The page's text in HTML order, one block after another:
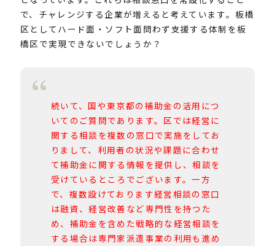
で、チャレンジする企業が増えると考えています。板橋
区としてハード面・ソフト面問わず支援する体制を板
橋区で実現できないでしょうか？
続いて、国や東京都の補助金の活用につ
いてのご質問であります。区では経営に
関する相談を複数の窓口で実施をしてお
りまして、利用者の状況や課題に合わせ
て補助金に関する情報を提供し、相談を
受けているところでございます。一方
で、複数設けております経営相談の窓口
は融資、経営改善など専門性を持つた
め、補助金を含めた戦略的な経営相談を
する場合は専門家派遣事業の利用も進め